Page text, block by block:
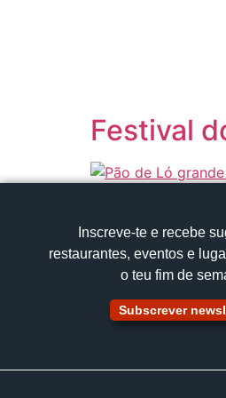
Festival
Inscreve‑te e recebe
restaurantes, eventos e
o teu fim de
Subscrever